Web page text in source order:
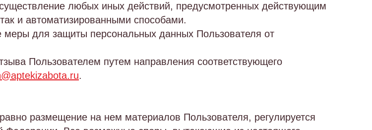
любых иных действий, предусмотренных действующим
и автоматизированными способами.
для защиты персональных данных Пользователя от
Пользователем путем направления соответствующего
.
размещение на нем материалов Пользователя, регулируется